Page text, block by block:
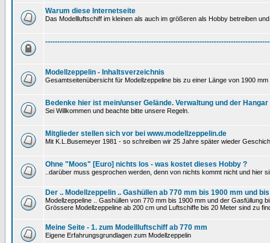
Warum diese Internetseite
Das Modellluftschiff im kleinen als auch im größeren als Hobby betreiben
Modellzeppelin - Inhaltsverzeichnis
Gesamtseitenübersicht für Modellzeppeline bis zu einer Länge von 1900 mm
Bedenke hier ist mein/unser Gelände. Verwaltung und der Hangar
Sei Willkommen und beachte bitte unsere Regeln.
Mitglieder stellen sich vor bei www.modellzeppelin.de
Mit K.L.Busemeyer 1981 - so schreiben wir 25 Jahre später wieder
Ohne "Moos" [Euro] nichts los - was kostet dieses Hobby ?
..darüber muss gesprochen werden, denn von nichts kommt nicht und hier
Der .. Modellzeppelin .. Gashüllen ab 770 mm bis 1900 mm und
Modellzeppeline .. Gashüllen von 770 mm bis 1900 mm und der
Grössere Modellzeppeline ab 200 cm und Luftschiffe bis 20 Meter sind zu
Meine Seite - 1. zum Modellluftschiff ab 770 mm
Eigene Erfahrungsgrundlagen zum Modellzeppelin